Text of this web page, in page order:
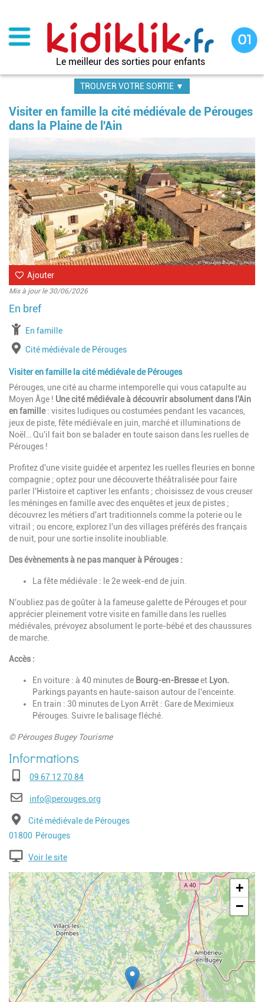
contenu
principal
Le meilleur des sorties pour enfants
TROUVER VOTRE SORTIE ▼
Visiter en famille la cité médiévale de Pérouges
dans la Plaine de l'Ain
Ajouter
Mis à jour le 30/06/2026
à partir de
En famille
Lieu
Cité médiévale de Pérouges
Visiter en famille la cité médiévale de Pérouges
Pérouges, une cité au charme intemporelle qui vous catapulte au
Moyen Âge ! Une cité médiévale à découvrir absolument dans l'Ain
en famille: visites ludiques ou costumées pendant les vacances,
jeux de piste, fête médiévale en juin, marché et illuminations de
Noël… Qu'il fait bon se balader en toute saison dans les ruelles de
Pérouges !
Profitez d'une visite guidée et arpentez les ruelles fleuries en bonne
compagnie ; optez pour une découverte théâtralisée pour faire
parler l'Histoire et captiver les enfants ; choisissez de vous creuser
les méninges en famille avec des enquêtes et jeux de pistes ;
découvrez les métiers d'art traditionnels comme la poterie ou le
vitrail ; ou encore, explorez l'un des villages préférés des français
de nuit, pour une sortie insolite inoubliable.
Des évènements à ne pas manquer à Pérouges :
La fête médiévale : le 2e week-end de juin.
N'oubliez pas de goûter à la fameuse galette de Pérouges et pour
apprécier pleinement votre visite en famille dans les ruelles
médiévales, prévoyez absolument le porte-bébé et des chaussures
de marche.
Accès :
En voiture : à 40 minutes de Bourg-en-Bresseet Lyon.
Parkings payants en haute-saison autour de l'enceinte.
En train : 30 minutes de Lyon Arrêt : Gare de Meximieux
Pérouges. Suivre le balisage fléché.
© Pérouges Bugey Tourisme
Téléphone09 67 12 70 84
E-mailinfo@perouges.org
AdresseCité médiévale de Pérouges
Code postal
01800 Ville
Pérouges
Voir le site
Geolocalisation
+
−